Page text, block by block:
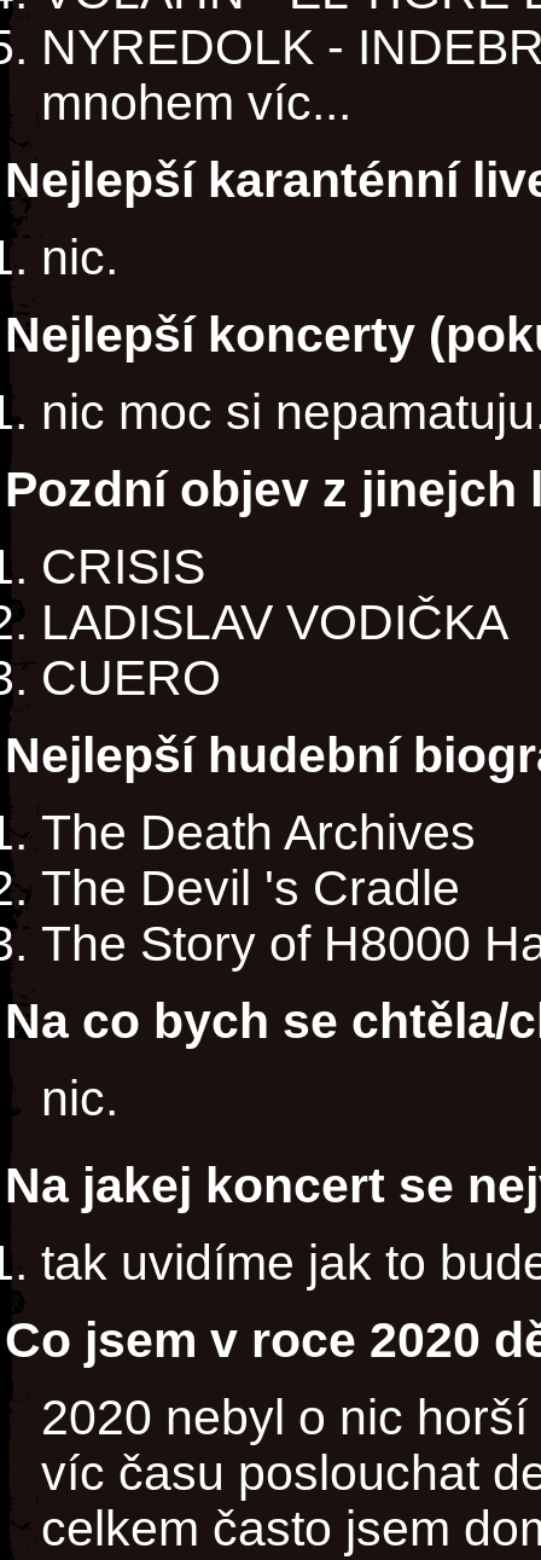
NYREDOLK -
mnohem víc...
Nejlepší karanténní
nic.
Nejlepší koncerty
nic moc si
Pozdní objev z jinejch
CRISIS
LADISLAV VODIČKA
CUERO
Nejlepší hudební
The Death Archives
The Devil 's Cradle
The Story of H8000
Na co bych se chtěla/
nic.
Na jakej koncert se
tak uvidíme jak to
Co jsem v roce 2020
2020 nebyl o nic
víc času poslouchat
celkem často jsem